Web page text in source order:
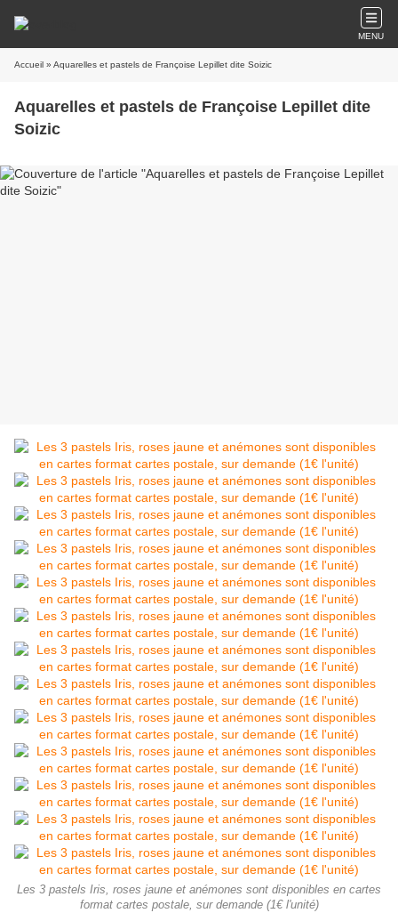
MENU
Accueil » Aquarelles et pastels de Françoise Lepillet dite Soizic
Aquarelles et pastels de Françoise Lepillet dite
Soizic
Les 3 pastels Iris, roses jaune et anémones sont disponibles en cartes
format cartes postale, sur demande (1€ l'unité)